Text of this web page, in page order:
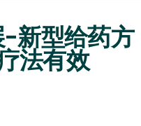
-新型给药方
法有效